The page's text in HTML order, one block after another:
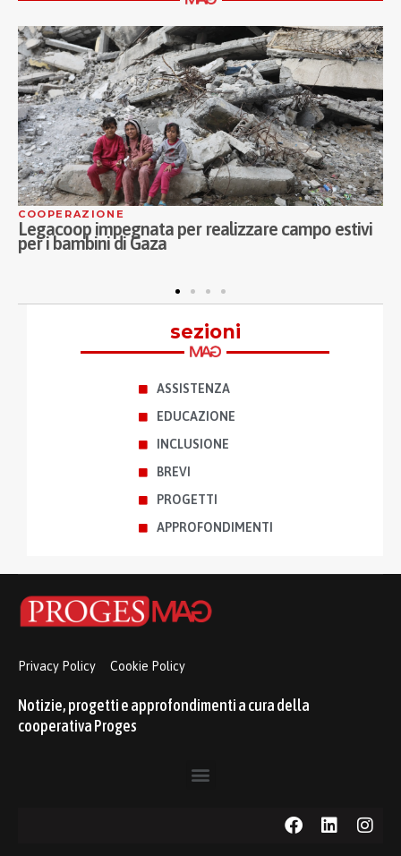
ASSISTENZA
Continua la collaborazione tra Fondazione I
Musici di Parma e Proges: la musica incontra gli
sezioni
ASSISTENZA
EDUCAZIONE
INCLUSIONE
BREVI
PROGETTI
APPROFONDIMENTI
Privacy Policy Cookie Policy
Notizie, progetti e approfondimenti a cura della
cooperativa Proges